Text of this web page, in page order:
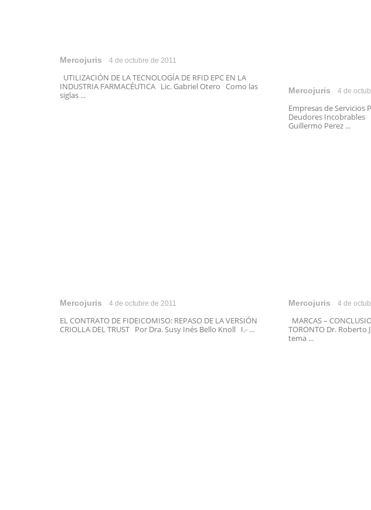
Mercojuris 4 de octubre de 2011
UTILIZACIÓN DE LA TECNOLOGÍA DE RFID EPC EN LA
INDUSTRIA FARMACÉUTICA Lic. Gabriel Otero Como las
siglas ...
Mercojuris 4 de
Empresas de Servicios
Deudores Incobrables
Guillermo Perez ...
Mercojuris 4 de octubre de 2011
EL CONTRATO DE FIDEICOMISO: REPASO DE LA VERSIÓN
CRIOLLA DEL TRUST Por Dra. Susy Inés Bello Knoll I.- ...
Mercojuris 4 de
MARCAS –
TORONTO Dr.
tema ...